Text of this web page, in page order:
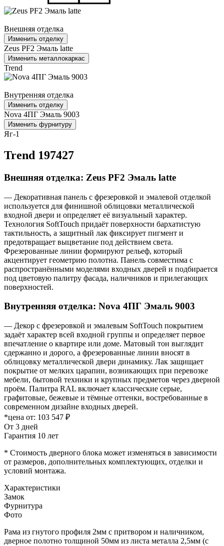
Внешняя отделка
Изменить отделку
Zeus PF2 Эмаль latte
Изменить металлокаркас
Trend
Внутренняя отделка
Изменить отделку
Nova 4ПГ Эмаль 9003
Изменить фурнитуру
Яг-1
Trend 197427
Внешняя отделка: Zeus PF2 Эмаль latte
— Декоративная панель с фрезеровкой и эмалевой отделкой
используется для финишной облицовки металлической
входной двери и определяет её визуальный характер.
Технология SoftTouch придаёт поверхности бархатистую
тактильность, а защитный лак фиксирует пигмент и
предотвращает выцветание под действием света.
Фрезерованные линии формируют рельеф, который
акцентирует геометрию полотна. Панель совместима с
распространёнными моделями входных дверей и подбирается
под цветовую палитру фасада, наличников и прилегающих
поверхностей.
Внутренняя отделка: Nova 4ПГ Эмаль 9003
— Декор с фрезеровкой и эмалевым SoftTouch покрытием
задаёт характер всей входной группы и определяет первое
впечатление о квартире или доме. Матовый тон выглядит
сдержанно и дорого, а фрезерованные линии вносят в
облицовку металлической двери динамику. Лак защищает
покрытие от мелких царапин, возникающих при перевозке
мебели, бытовой техники и крупных предметов через дверной
проём. Палитра RAL включает классические серые,
графитовые, бежевые и тёмные оттенки, востребованные в
современном дизайне входных дверей.
*цена от: 103 547 ₽
От 3 дней
Гарантия 10 лет
* Стоимость дверного блока может изменяться в зависимости
от размеров, дополнительных комплектующих, отделки и
условий монтажа.
Характеристики
Замок
Фурнитура
Фото
Рама из гнутого профиля 2мм с притвором и наличником,
дверное полотно толщиной 50мм из листа металла 2,5мм (с